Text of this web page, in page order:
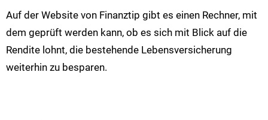
Auf der Website von Finanztip gibt es einen Rechner, mit
dem geprüft werden kann, ob es sich mit Blick auf die
Rendite lohnt, die bestehende Lebensversicherung
weiterhin zu besparen.